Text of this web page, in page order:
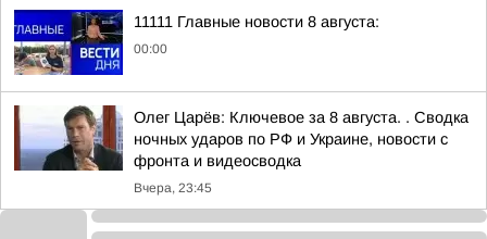
11111 Главные новости 8 августа:
00:00
Олег Царёв: Ключевое за 8 августа. . Сводка
ночных ударов по РФ и Украине, новости с
фронта и видеосводка
Вчера, 23:45